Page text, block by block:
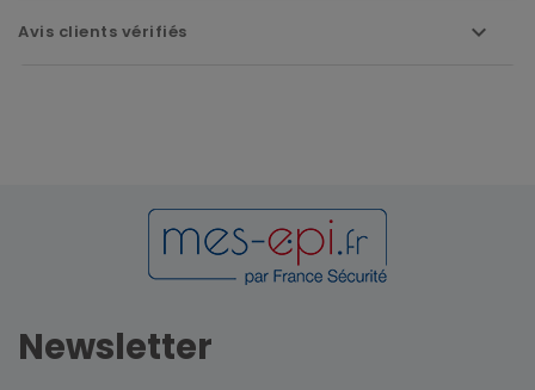
Avis clients vérifiés
Newsletter